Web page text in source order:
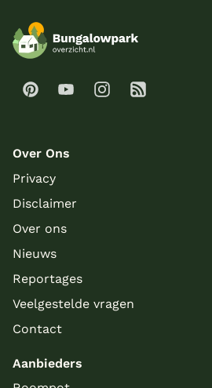
Over Ons
Privacy
Disclaimer
Over ons
Nieuws
Reportages
Veelgestelde vragen
Contact
Aanbieders